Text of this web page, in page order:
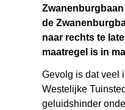
de
naar rechts te
maatregel is in
Gevolg is dat veel
Westelijke
geluidshinder